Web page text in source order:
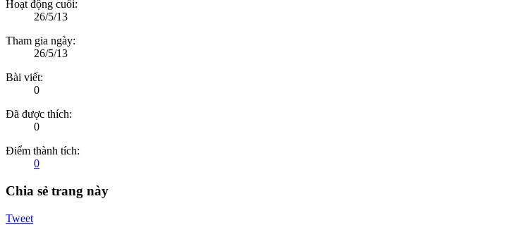
Hoạt động cuối:
26/5/13
Tham gia ngày:
26/5/13
Bài viết:
0
Đã được thích:
0
Điểm thành tích:
0
Chia sẻ trang này
Tweet